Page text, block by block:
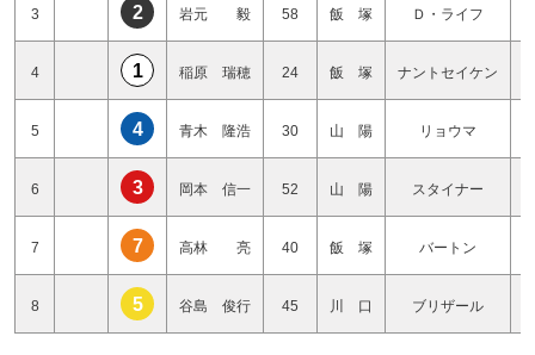
3 2 岩元 毅 58 飯 塚 Ｄ・ライフ
4 1 稲原 瑞穂 24 飯 塚 ナントセイケン
5 4 青木 隆浩 30 山 陽 リョウマ
6 3 岡本 信一 52 山 陽 スタイナー
7 7 高林 亮 40 飯 塚 バートン
8 5 谷島 俊行 45 川 口 ブリザール